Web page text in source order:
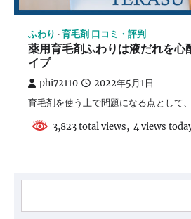
ふわり 育毛剤 口コミ・評判
薬用育毛剤ふわりは液だれを心
イプ
phi72110 2022年5月1日
育毛剤を使う上で問題になる点として
3,823 total views, 4 views